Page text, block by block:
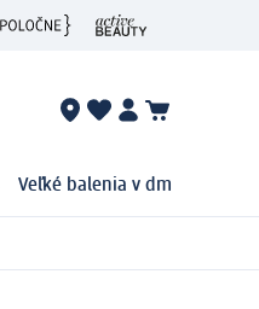
Veľké balenia v dm